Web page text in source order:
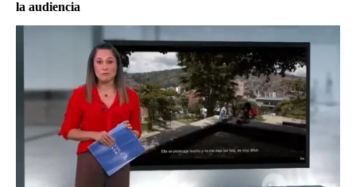
la audiencia